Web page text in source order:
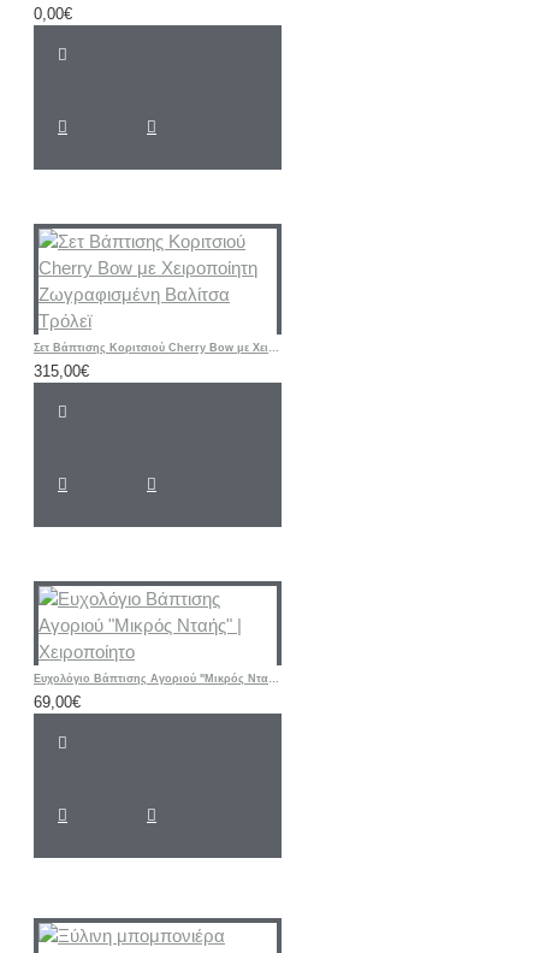
0,00€
Σετ Βάπτισης Κοριτσιού Cherry Bow με Χειροποίητη Ζωγραφισμένη Βαλίτσα Τρόλεϊ
315,00€
Ευχολόγιο Βάπτισης Αγοριού "Μικρός Νταής" | Χειροποίητο
69,00€